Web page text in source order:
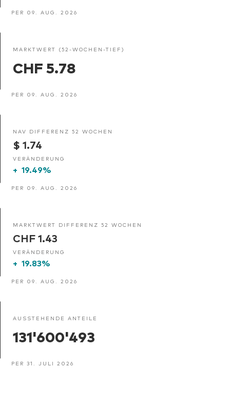
PER 09. AUG. 2026
MARKTWERT (52-WOCHEN-TIEF)
CHF 5.78
PER 09. AUG. 2026
NAV DIFFERENZ 52 WOCHEN
$ 1.74
VERÄNDERUNG
+ 19.49%
PER 09. AUG. 2026
MARKTWERT DIFFERENZ 52 WOCHEN
CHF 1.43
VERÄNDERUNG
+ 19.83%
PER 09. AUG. 2026
AUSSTEHENDE ANTEILE
131'600'493
PER 31. JULI 2026